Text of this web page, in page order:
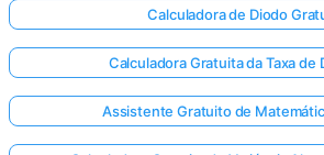
Entre
Calculadora de Diodo
Calculadora Gratuita da Taxa de
Assistente Gratuito de